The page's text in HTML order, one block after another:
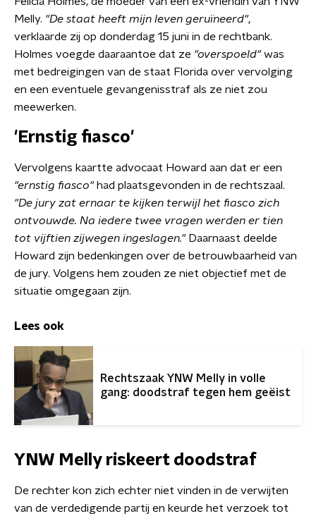
Melly. "De staat heeft mijn leven geruïneerd",
verklaarde zij op donderdag 15 juni in de rechtbank.
Holmes voegde daaraantoe dat ze "overspoeld"was
met bedreigingen van de staat Florida over vervolging
en een eventuele gevangenisstraf als ze niet zou
meewerken.
'Ernstig fiasco'
Vervolgens kaartte advocaat Howard aan dat er een
"ernstig fiasco" had plaatsgevonden in de rechtszaal.
"De jury zat ernaar te kijken terwijl het fiasco zich
ontvouwde. Na iedere twee vragen werden er tien
tot vijftien zijwegen ingeslagen." Daarnaast deelde
Howard zijn bedenkingen over de betrouwbaarheid van
de jury. Volgens hem zouden ze niet objectief met de
situatie omgegaan zijn.
Lees ook
Rechtszaak YNW Melly in volle
gang: doodstraf tegen hem geëist
YNW Melly riskeert doodstraf
De rechter kon zich echter niet vinden in de verwijten
van de verdedigende partij en keurde het verzoek tot